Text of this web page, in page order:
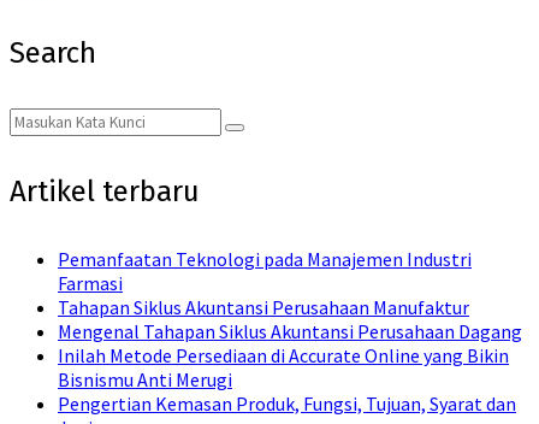
Search
Search
for:
Search
Artikel terbaru
Pemanfaatan Teknologi pada Manajemen Industri
Farmasi
Tahapan Siklus Akuntansi Perusahaan Manufaktur
Mengenal Tahapan Siklus Akuntansi Perusahaan Dagang
Inilah Metode Persediaan di Accurate Online yang Bikin
Bisnismu Anti Merugi
Pengertian Kemasan Produk, Fungsi, Tujuan, Syarat dan